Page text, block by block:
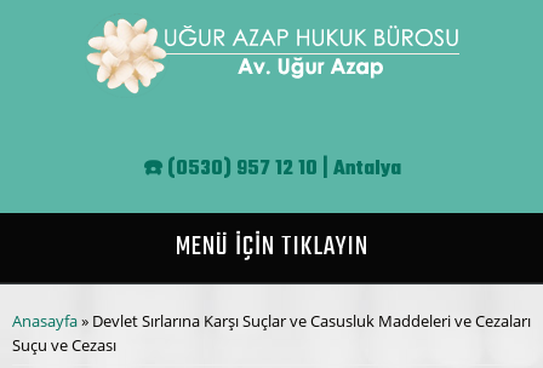
☎️(0530) 957 12 10 | Antalya
MENÜ İÇİN TIKLAYIN
Buradasınız
Anasayfa» Devlet Sırlarına Karşı Suçlar ve Casusluk Maddeleri ve Cezaları
Suçu ve Cezası